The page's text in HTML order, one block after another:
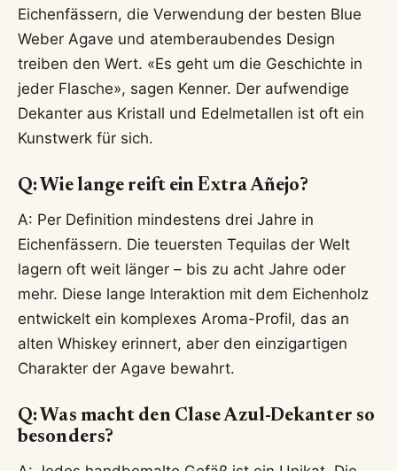
Eichenfässern, die Verwendung der besten Blue
Weber Agave und atemberaubendes Design
treiben den Wert. «Es geht um die Geschichte in
jeder Flasche», sagen Kenner. Der aufwendige
Dekanter aus Kristall und Edelmetallen ist oft ein
Kunstwerk für sich.
Q: Wie lange reift ein Extra Añejo?
A: Per Definition mindestens drei Jahre in
Eichenfässern. Die teuersten Tequilas der Welt
lagern oft weit länger – bis zu acht Jahre oder
mehr. Diese lange Interaktion mit dem Eichenholz
entwickelt ein komplexes Aroma-Profil, das an
alten Whiskey erinnert, aber den einzigartigen
Charakter der Agave bewahrt.
Q: Was macht den Clase Azul-Dekanter so
besonders?